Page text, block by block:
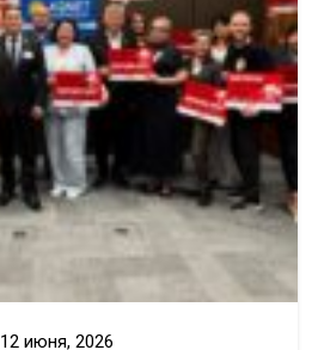
12 июня, 2026